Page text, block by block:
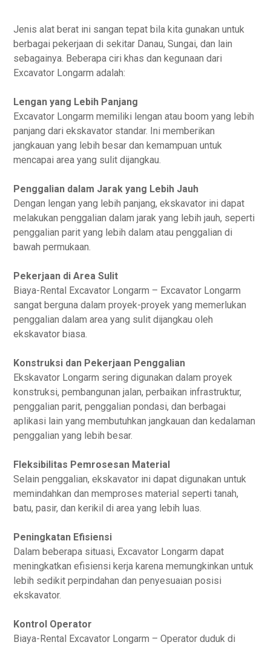
Jenis alat berat ini sangan tepat bila kita gunakan untuk
berbagai pekerjaan di sekitar Danau, Sungai, dan lain
sebagainya. Beberapa ciri khas dan kegunaan dari
Excavator Longarm adalah:
Lengan yang Lebih Panjang
Excavator Longarm memiliki lengan atau boom yang lebih
panjang dari ekskavator standar. Ini memberikan
jangkauan yang lebih besar dan kemampuan untuk
mencapai area yang sulit dijangkau.
Penggalian dalam Jarak yang Lebih Jauh
Dengan lengan yang lebih panjang, ekskavator ini dapat
melakukan penggalian dalam jarak yang lebih jauh, seperti
penggalian parit yang lebih dalam atau penggalian di
bawah permukaan.
Pekerjaan di Area Sulit
Biaya-Rental Excavator Longarm – Excavator Longarm
sangat berguna dalam proyek-proyek yang memerlukan
penggalian dalam area yang sulit dijangkau oleh
ekskavator biasa.
Konstruksi dan Pekerjaan Penggalian
Ekskavator Longarm sering digunakan dalam proyek
konstruksi, pembangunan jalan, perbaikan infrastruktur,
penggalian parit, penggalian pondasi, dan berbagai
aplikasi lain yang membutuhkan jangkauan dan kedalaman
penggalian yang lebih besar.
Fleksibilitas Pemrosesan Material
Selain penggalian, ekskavator ini dapat digunakan untuk
memindahkan dan memproses material seperti tanah,
batu, pasir, dan kerikil di area yang lebih luas.
Peningkatan Efisiensi
Dalam beberapa situasi, Excavator Longarm dapat
meningkatkan efisiensi kerja karena memungkinkan untuk
lebih sedikit perpindahan dan penyesuaian posisi
ekskavator.
Kontrol Operator
Biaya-Rental Excavator Longarm – Operator duduk di